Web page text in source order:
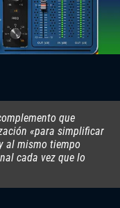
que
«para simplificar
al mismo tiempo
cada vez que lo